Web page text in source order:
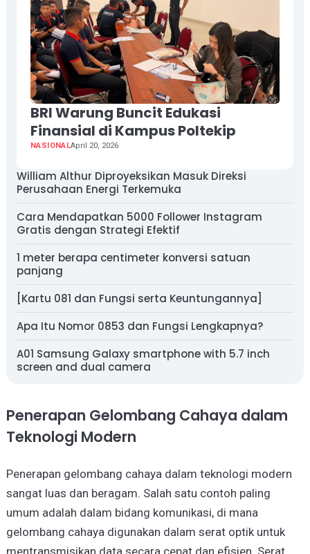
BRI Warung Buncit Edukasi
Finansial di Kampus Poltekip
NASIONALApril 20, 2026
William Althur Diproyeksikan Masuk Direksi
Perusahaan Energi Terkemuka
Cara Mendapatkan 5000 Follower Instagram
Gratis dengan Strategi Efektif
1 meter berapa centimeter konversi satuan
panjang
[Kartu 081 dan Fungsi serta Keuntungannya]
Apa Itu Nomor 0853 dan Fungsi Lengkapnya?
A01 Samsung Galaxy smartphone with 5.7 inch
screen and dual camera
Penerapan Gelombang Cahaya dalam
Teknologi Modern
Penerapan gelombang cahaya dalam teknologi modern
sangat luas dan beragam. Salah satu contoh paling
umum adalah dalam bidang komunikasi, di mana
gelombang cahaya digunakan dalam serat optik untuk
mentransmisikan data secara cepat dan efisien. Serat